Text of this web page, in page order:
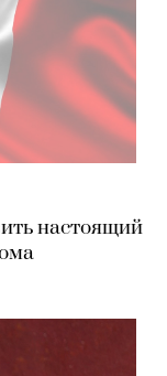
настоящий